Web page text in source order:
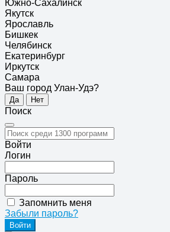
Южно-Сахалинск
Якутск
Ярославль
Бишкек
Челябинск
Екатеринбург
Иркутск
Самара
Ваш город Улан-Удэ?
Да Нет
Поиск
Войти
Логин
Пароль
Запомнить меня
Забыли пароль?